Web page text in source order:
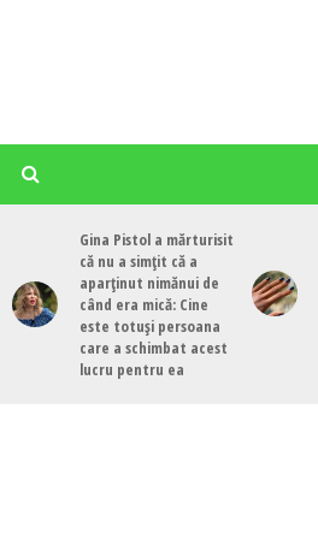
Gina Pistol a mărturisit
că nu a simțit că a
aparținut nimănui de
când era mică: Cine
este totuși persoana
care a schimbat acest
lucru pentru ea